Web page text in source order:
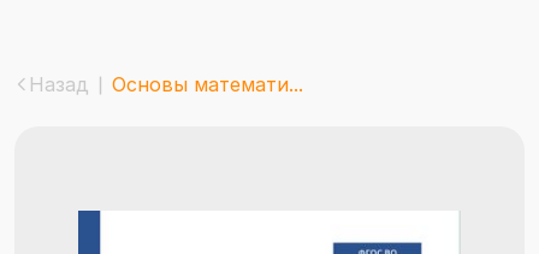
Назад Основы математи...